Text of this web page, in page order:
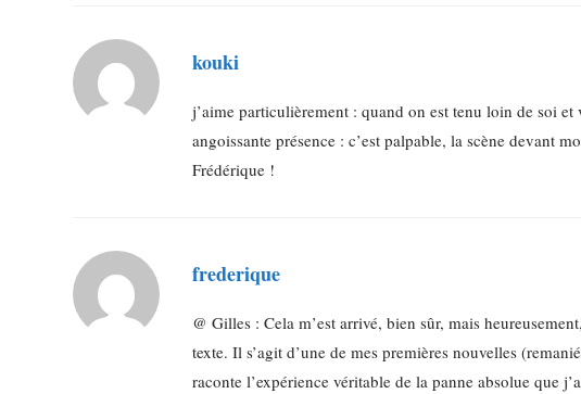
kouki
j’aime particulièrement : quand on est tenu loin de soi
angoissante présence : c’est palpable, la scène devant
Frédérique !
frederique
@ Gilles : Cela m’est arrivé, bien sûr, mais
texte. Il s’agit d’une de mes premières nouvelles
raconte l’expérience véritable de la panne absolue que